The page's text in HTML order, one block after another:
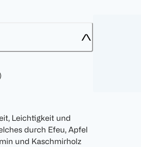
Leichtigkeit und
durch Efeu, Apfel
und Kaschmirholz